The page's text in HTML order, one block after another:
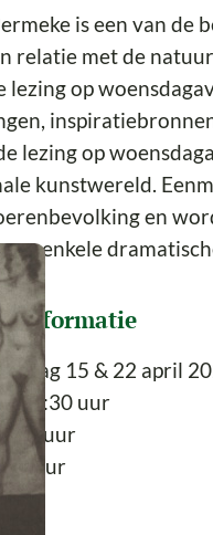
is een van de
relatie met de
lezing op
lezing op
kunstwereld.
en
enkele
informatie
15 & 22 april
19:30 uur
uur
uur